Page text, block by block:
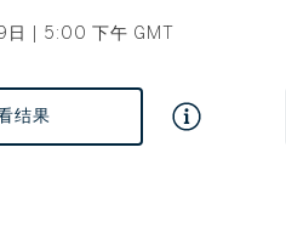
| 5:00 下午 GMT
结果